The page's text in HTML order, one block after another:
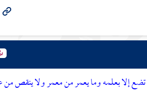
إلا بعلمه وما يعمر من معمر ولا ينقص من